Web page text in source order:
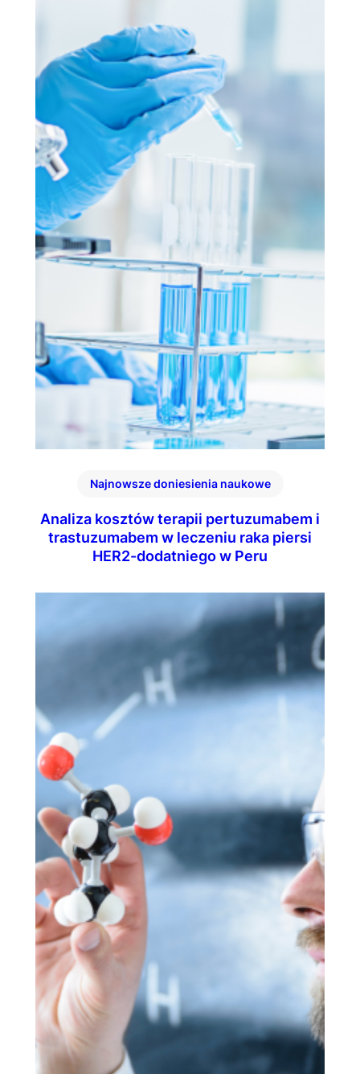
Najnowsze doniesienia naukowe
Analiza kosztów terapii pertuzumabem i
trastuzumabem w leczeniu raka piersi
HER2-dodatniego w Peru